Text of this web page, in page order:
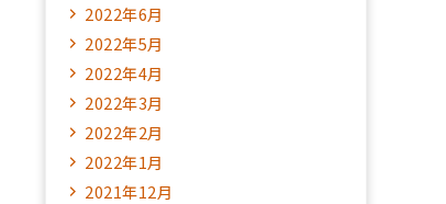
2022年6月
2022年5月
2022年4月
2022年3月
2022年2月
2022年1月
2021年12月